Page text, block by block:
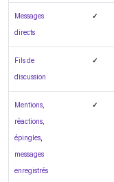
Messages
directs
✓
Fils de
discussion
✓
Mentions,
réactions,
épingles,
messages
enregistrés
✓